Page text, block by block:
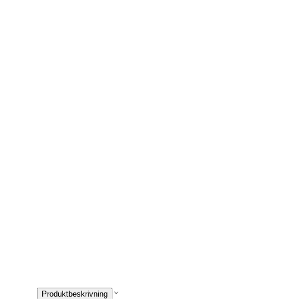
Produktbeskrivning